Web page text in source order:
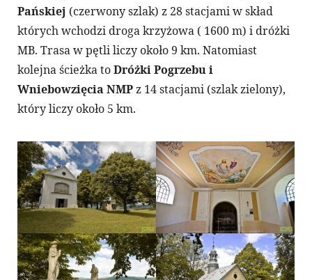
Pańskiej (czerwony szlak) z 28 stacjami w skład
których wchodzi droga krzyżowa ( 1600 m) i dróżki
MB. Trasa w pętli liczy około 9 km. Natomiast
kolejna ścieżka toDróżki Pogrzebu i
Wniebowzięcia NMPz 14 stacjami (szlak zielony),
który liczy około 5 km.